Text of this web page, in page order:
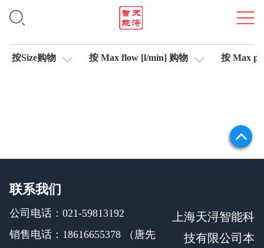
比例阀
按Size购物 按 Max flow [l/min] 购物 按 Max
联系我们
公司电话：021-59813192
销售电话：18616655378 （唐先
上海天浔智能科
技有限公司本